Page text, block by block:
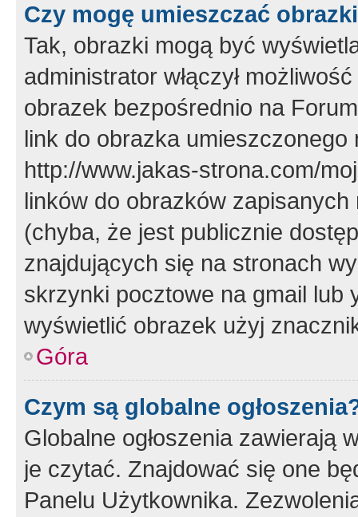
Czy mogę umieszczać
Tak, obrazki mogą być
administrator włączył
obrazek bezpośrednio na
link do obrazka
http://www.jakas-strona.com/
linków do obrazków
(chyba, że jest publicznie
znajdujących się na stronach
skrzynki pocztowe na gmail lub
wyświetlić obrazek użyj
Góra
Czym są globalne
Globalne ogłoszenia zawierają
je czytać. Znajdować się one
Panelu Użytkownika.